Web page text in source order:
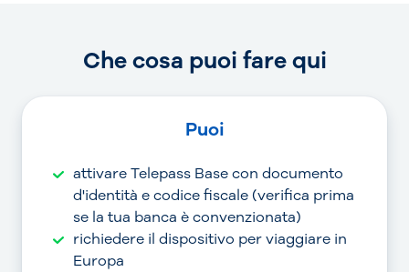
Che cosa puoi fare qui
Puoi
attivare Telepass Base con documento
d'identità e codice fiscale (verifica prima
se la tua banca è convenzionata)
richiedere il dispositivo per viaggiare in
Europa